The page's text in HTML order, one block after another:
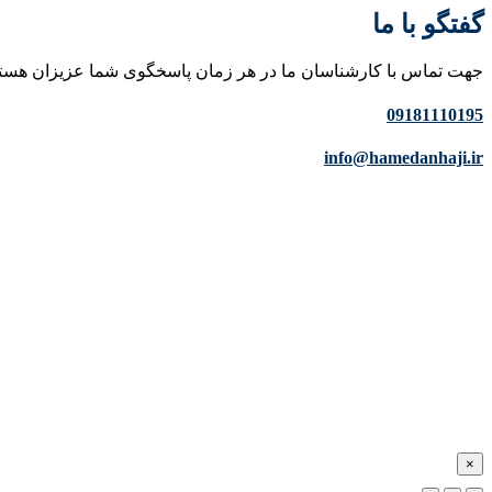
گفتگو با ما
جهت تماس با کارشناسان ما در هر زمان پاسخگوی شما عزیزان
09181110195
info@hamedanhaji.ir
×